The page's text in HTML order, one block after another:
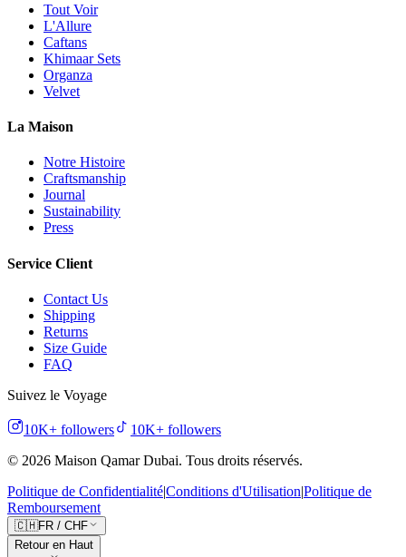
Tout Voir
L'Allure
Caftans
Khimaar Sets
Organza
Velvet
La Maison
Notre Histoire
Craftsmanship
Journal
Sustainability
Press
Service Client
Contact Us
Shipping
Returns
Size Guide
FAQ
Suivez le Voyage
10K+ followers 10K+ followers
© 2026 Maison Qamar Dubai. Tous droits réservés.
Politique de Confidentialité|Conditions d'Utilisation|Politique de
Remboursement
🇨🇭FR / CHF
Retour en Haut